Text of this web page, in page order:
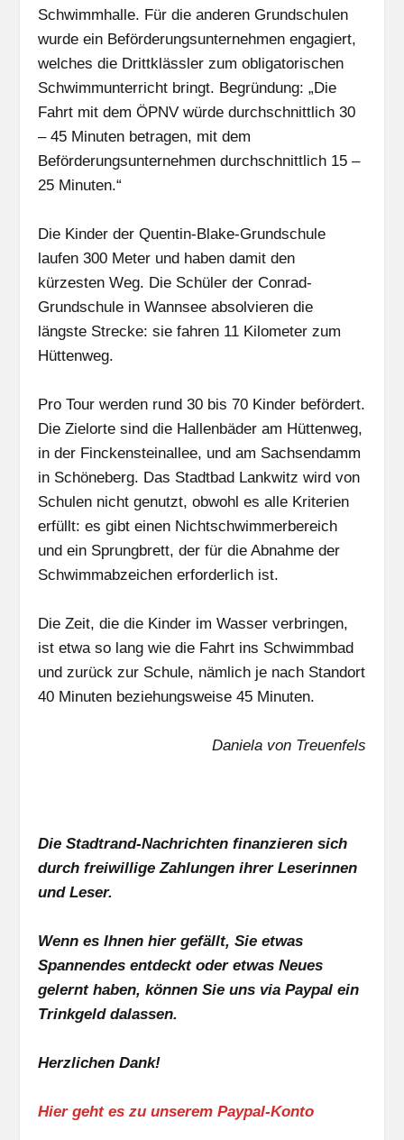
Schwimmhalle. Für die anderen Grundschulen
wurde ein Beförderungsunternehmen engagiert,
welches die Drittklässler zum obligatorischen
Schwimmunterricht bringt. Begründung: „Die
Fahrt mit dem ÖPNV würde durchschnittlich 30
– 45 Minuten betragen, mit dem
Beförderungsunternehmen durchschnittlich 15 –
25 Minuten.“
Die Kinder der Quentin-Blake-Grundschule
laufen 300 Meter und haben damit den
kürzesten Weg. Die Schüler der Conrad-
Grundschule in Wannsee absolvieren die
längste Strecke: sie fahren 11 Kilometer zum
Hüttenweg.
Pro Tour werden rund 30 bis 70 Kinder befördert.
Die Zielorte sind die Hallenbäder am Hüttenweg,
in der Finckensteinallee, und am Sachsendamm
in Schöneberg. Das Stadtbad Lankwitz wird von
Schulen nicht genutzt, obwohl es alle Kriterien
erfüllt: es gibt einen Nichtschwimmerbereich
und ein Sprungbrett, der für die Abnahme der
Schwimmabzeichen erforderlich ist.
Die Zeit, die die Kinder im Wasser verbringen,
ist etwa so lang wie die Fahrt ins Schwimmbad
und zurück zur Schule, nämlich je nach Standort
40 Minuten beziehungsweise 45 Minuten.
Daniela von Treuenfels
Die Stadtrand-Nachrichten finanzieren sich
durch freiwillige Zahlungen ihrer Leserinnen
und Leser.
Wenn es Ihnen hier gefällt, Sie etwas
Spannendes entdeckt oder etwas Neues
gelernt haben, können Sie uns via Paypal ein
Trinkgeld dalassen.
Herzlichen Dank!
Hier geht es zu unserem Paypal-Konto